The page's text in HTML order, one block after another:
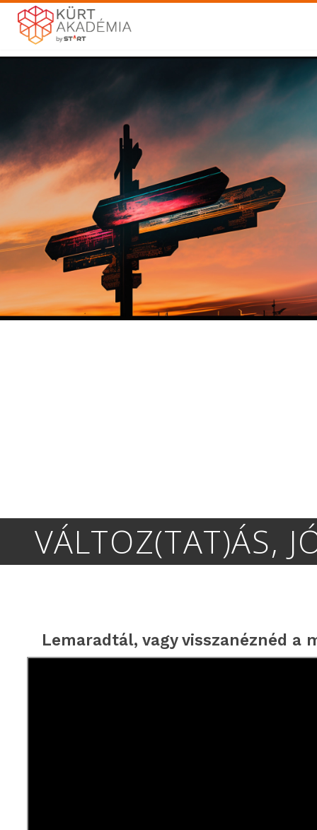
VÁLTOZ(TAT)ÁS,
Lemaradtál, vagy visszanéznéd a